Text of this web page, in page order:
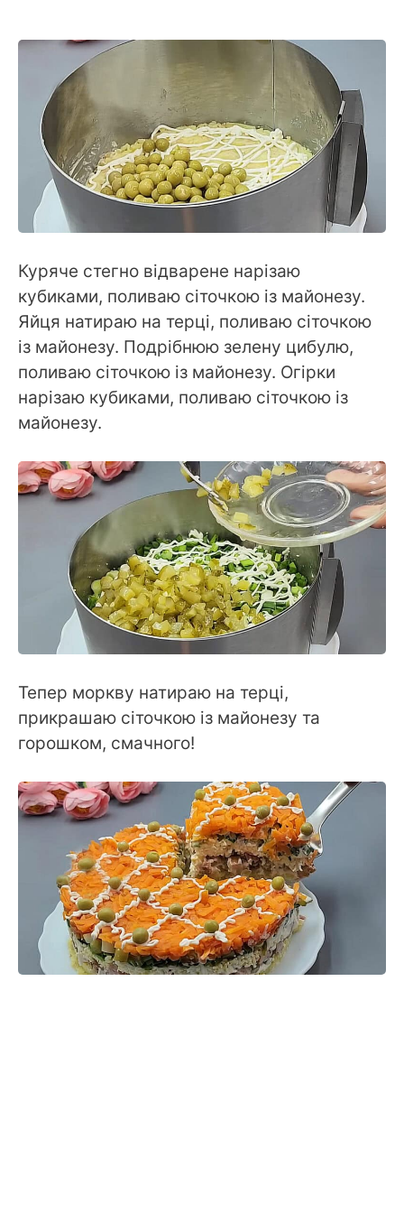
Куряче стегно відварене нарізаю
кубиками, поливаю сіточкою із майонезу.
Яйця натираю на терці, поливаю сіточкою
із майонезу. Подрібнюю зелену цибулю,
поливаю сіточкою із майонезу. Огірки
нарізаю кубиками, поливаю сіточкою із
майонезу.
Тепер моркву натираю на терці,
прикрашаю сіточкою із майонезу та
горошком, смачного!